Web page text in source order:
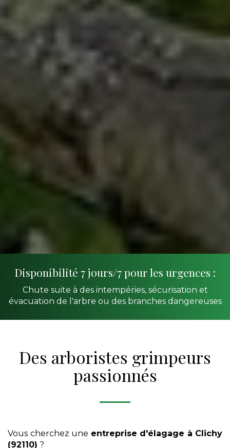
Disponibilité 7 jours/7 pour les urgences :
Chute suite à des intempéries, sécurisation et
évacuation de l'arbre ou des branches dangereuses
Des arboristes grimpeurs
passionnés
Vous cherchez une entreprise d'élagage à Clichy
(92110) ?